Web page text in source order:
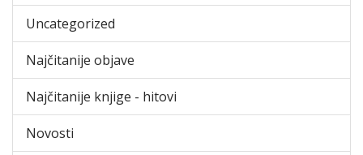
Uncategorized
Najčitanije objave
Najčitanije knjige - hitovi
Novosti